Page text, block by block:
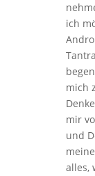
ich
mich
mir
und
alles,